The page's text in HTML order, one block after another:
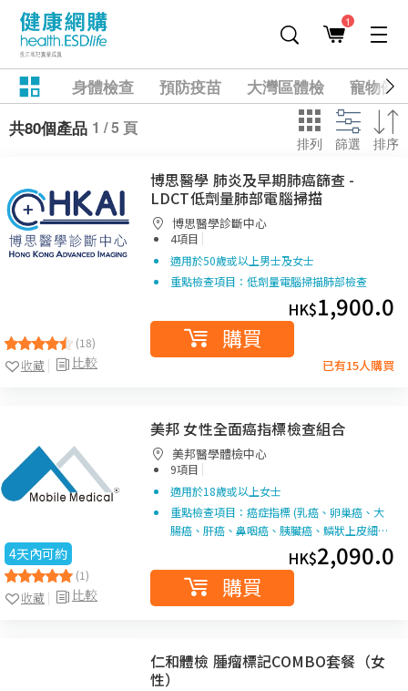
1
身體檢查 預防疫苗 大灣區體檢
寵物健
共80個產品 1 / 5 頁
排列 篩選 排序
(18)
比較
收藏
博思醫學 肺炎及早期肺癌篩查 -
LDCT低劑量肺部電腦掃描
博思醫學診斷中心
4項目 |
適用於50歲或以上男士及女士
重點檢查項目：低劑量電腦掃描肺部檢查
HK$1,900.0
購買
已有15人購買
4天內可約
(1)
比較
收藏
美邦 女性全面癌指標檢查組合
美邦醫學體檢中心
9項目 |
適用於18歲或以上女士
重點檢查項目：癌症指標 (乳癌、卵巢癌、大
腸癌、肝癌、鼻咽癌、胰臟癌、鱗狀上皮細…
HK$2,090.0
購買
仁和體檢 腫瘤標記COMBO套餐（女
性）